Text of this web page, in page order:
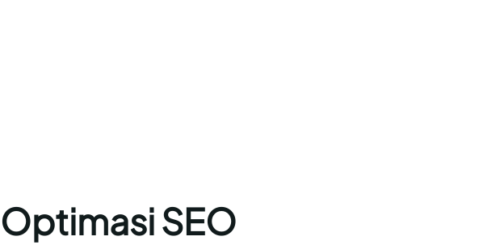
Optimasi SEO